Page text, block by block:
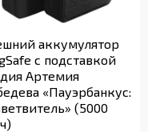
аккумулятор
с подставкой
Артемия
«Пауэрбанкус:
(5000